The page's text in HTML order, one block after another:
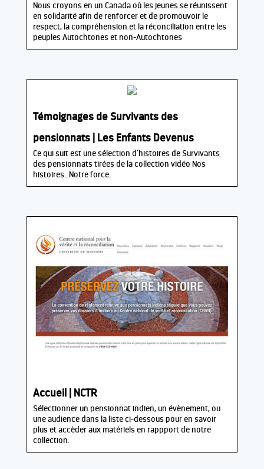
Nous croyons en un Canada où les jeunes se réunissent
en solidarité afin de renforcer et de promouvoir le
respect, la compréhension et la réconciliation entre les
peuples Autochtones et non-Autochtones
Témoignages de Survivants des
pensionnats | Les Enfants Devenus
Ce qui suit est une sélection d’histoires de Survivants
des pensionnats tirées de la collection vidéo Nos
histoires…Notre force.
Accueil | NCTR
Sélectionner un pensionnat indien, un évènement, ou
une audience dans la liste ci-dessous pour en savoir
plus et accèder aux matériels en rappport de notre
collection.